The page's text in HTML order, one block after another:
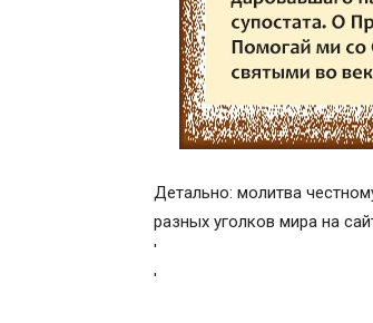
Детально: молитва
разных уголков мира на
'
'